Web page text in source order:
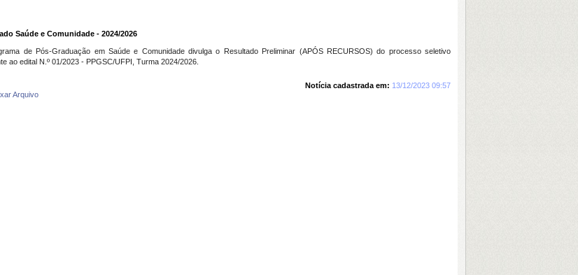
Saúde e Comunidade - 2024/2026
de Pós-Graduação em Saúde e Comunidade divulga o Resultado Preliminar (APÓS RECURSOS) do processo seletivo
ao edital N.º 01/2023 - PPGSC/UFPI, Turma 2024/2026.
Notícia cadastrada em: 13/12/2023 09:57
Arquivo